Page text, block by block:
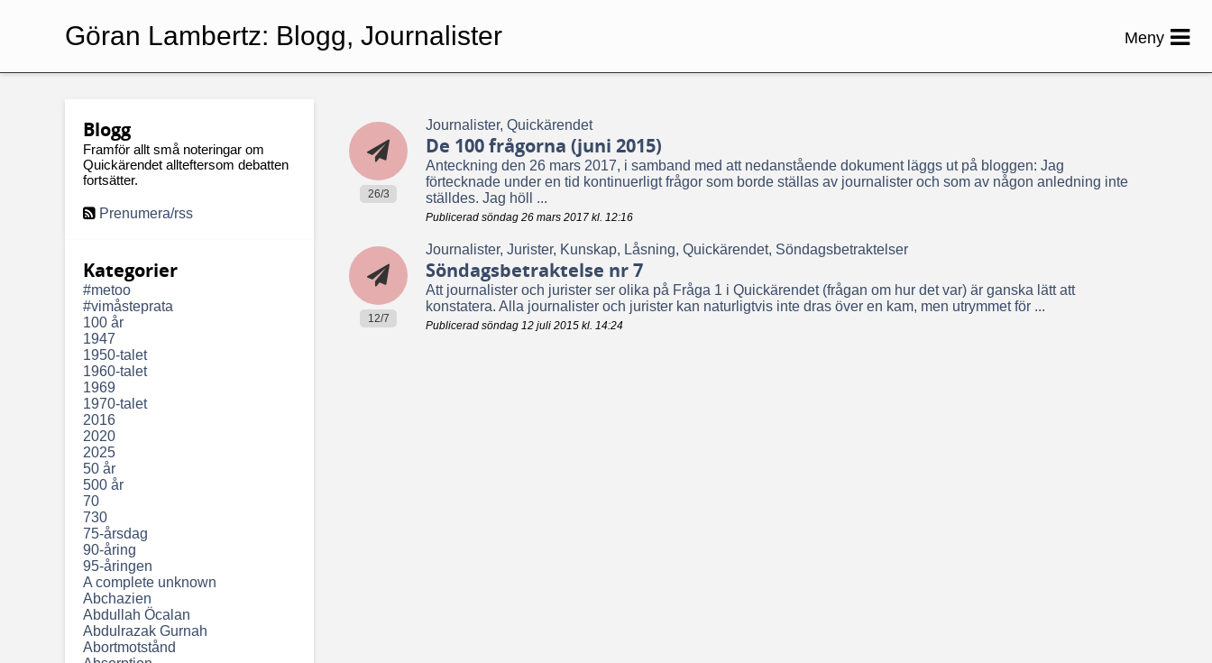
Blogg
Framför allt små noteringar om
Quickärendet allteftersom debatten
fortsätter.
Prenumera/rss
Kategorier
#metoo
#vimåsteprata
100 år
1947
1950-talet
1960-talet
1969
1970-talet
2016
2020
2025
50 år
500 år
70
730
75-årsdag
90-åring
95-åringen
A complete unknown
Abchazien
Abdullah Öcalan
Abdulrazak Gurnah
Abortmotstånd
26/3
Journalister, Quickärendet
De 100 frågorna (juni 2015)
Anteckning den 26 mars 2017, i samband med att nedanstående dokument läggs ut på bloggen: Jag
förtecknade under en tid kontinuerligt frågor som borde ställas av journalister och som av någon anledning inte
ställdes. Jag höll ...
Publicerad söndag 26 mars 2017 kl. 12:16
12/7
Journalister, Jurister, Kunskap, Låsning, Quickärendet, Söndagsbetraktelser
Söndagsbetraktelse nr 7
Att journalister och jurister ser olika på Fråga 1 i Quickärendet (frågan om hur det var) är ganska lätt att
konstatera. Alla journalister och jurister kan naturligtvis inte dras över en kam, men utrymmet för ...
Publicerad söndag 12 juli 2015 kl. 14:24
Göran Lambertz: Blogg, Journalister Meny